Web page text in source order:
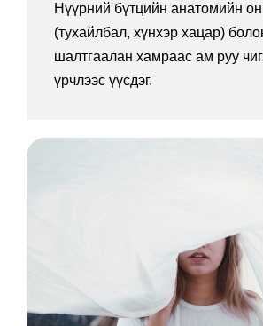
Нүүрний бүтцийн анатомийн
(тухайлбал, хүнхэр хацар)
шалтгаалан хамраас ам руу
үрчлээс үүсдэг.